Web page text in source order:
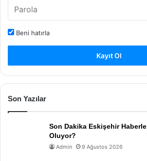
Beni hatırla
Kayıt Ol
Son Yazılar
Son Dakika Eskişehir
Oluyor?
Admin 9 Ağustos 2026